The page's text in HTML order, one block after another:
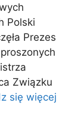
Polski
Prezes
Związku
się więcej